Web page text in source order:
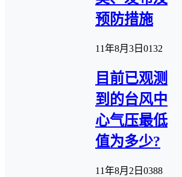
预防措施
11年8月3日 0132
目前已观测
到的台风中
心气压最低
值为多少?
11年8月2日 0388